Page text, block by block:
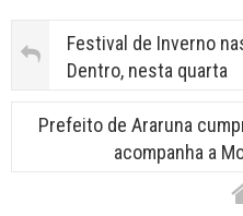
Festival de Inverno
Dentro, nesta quarta
Prefeito de Araruna
acompanha a